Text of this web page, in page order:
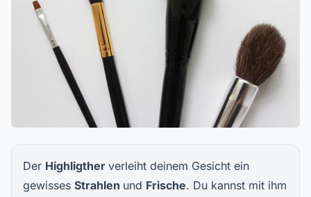
Der Highligther verleiht deinem Gesicht ein
gewisses Strahlen und Frische. Du kannst mit ihm